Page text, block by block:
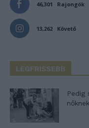
46,301 Rajongók
13,262 Követő
LEGFRISSEBB
Pedig